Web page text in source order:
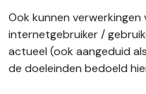
Ook kunnen
internetgebruiker /
actueel (ook aangeduid
de doeleinden bedoeld